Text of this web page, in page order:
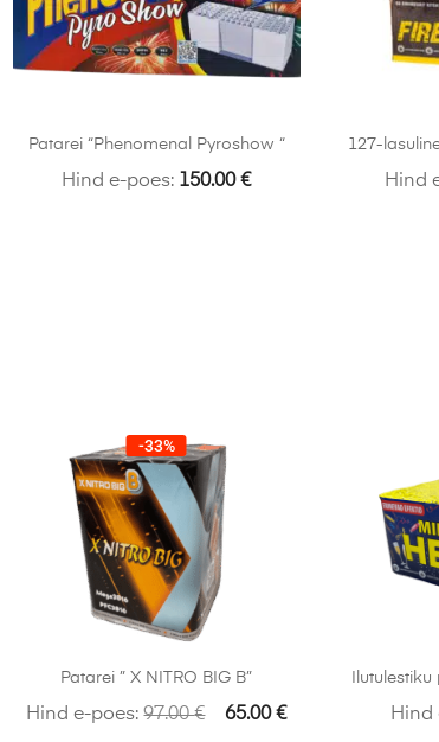
Patarei “Phenomenal Pyroshow “
Hind e-poes: 150.00€
127-
Hind
-33%
Patarei ” X NITRO BIG B”
Hind e-poes:97.00€ 65.00€ Hind